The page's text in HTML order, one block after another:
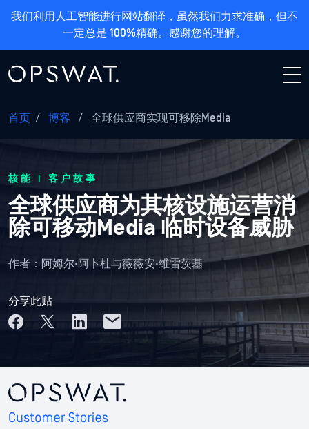
我们利用人工智能进行网站翻译，虽然我们力求准确，但不
一定总是 100%精确。感谢您的理解。
首页 / 博客 / 全球供应商实现可移除Media
核能 | 客户故事
全球供应商为其核设施运营消
除可移动Media 临时设备威胁
作者： 阿姆尔·阿卜杜与薇薇安·维雷茨基
分享此贴